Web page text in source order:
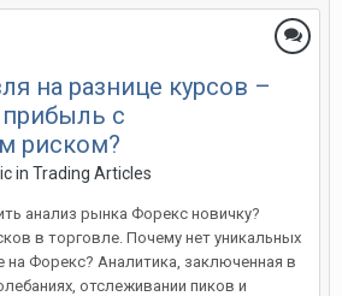
на разнице курсов –
прибыль с
риском?
in Trading Articles
анализ рынка Форекс новичку?
в торговле. Почему нет уникальных
на Форекс? Аналитика, заключенная в
отслеживании пиков и